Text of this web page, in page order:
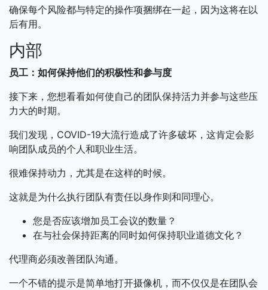
确保每个风险都与特定的操作项捆绑在一起，因为这将在以
后有用。
内部
员工：如何保持他们的积极性和参与度
接下来，您想看看如何使自己的团队保持活力并参与这些压
力大的时期。
我们发现，COVID-19大流行造成了许多破坏，这肯定会影
响团队成员的个人和职业生活。
很难保持动力，尤其是在这样的时候。
这就是为什么执行团队有责任以身作则和同理心。
您是否应该增加员工会议的数量？
在与社会保持距离的同时如何保持职业道德文化？
代理商必须改善团队沟通。
一个不错的提示是简单地打开摄像机，而不仅仅是在团队会